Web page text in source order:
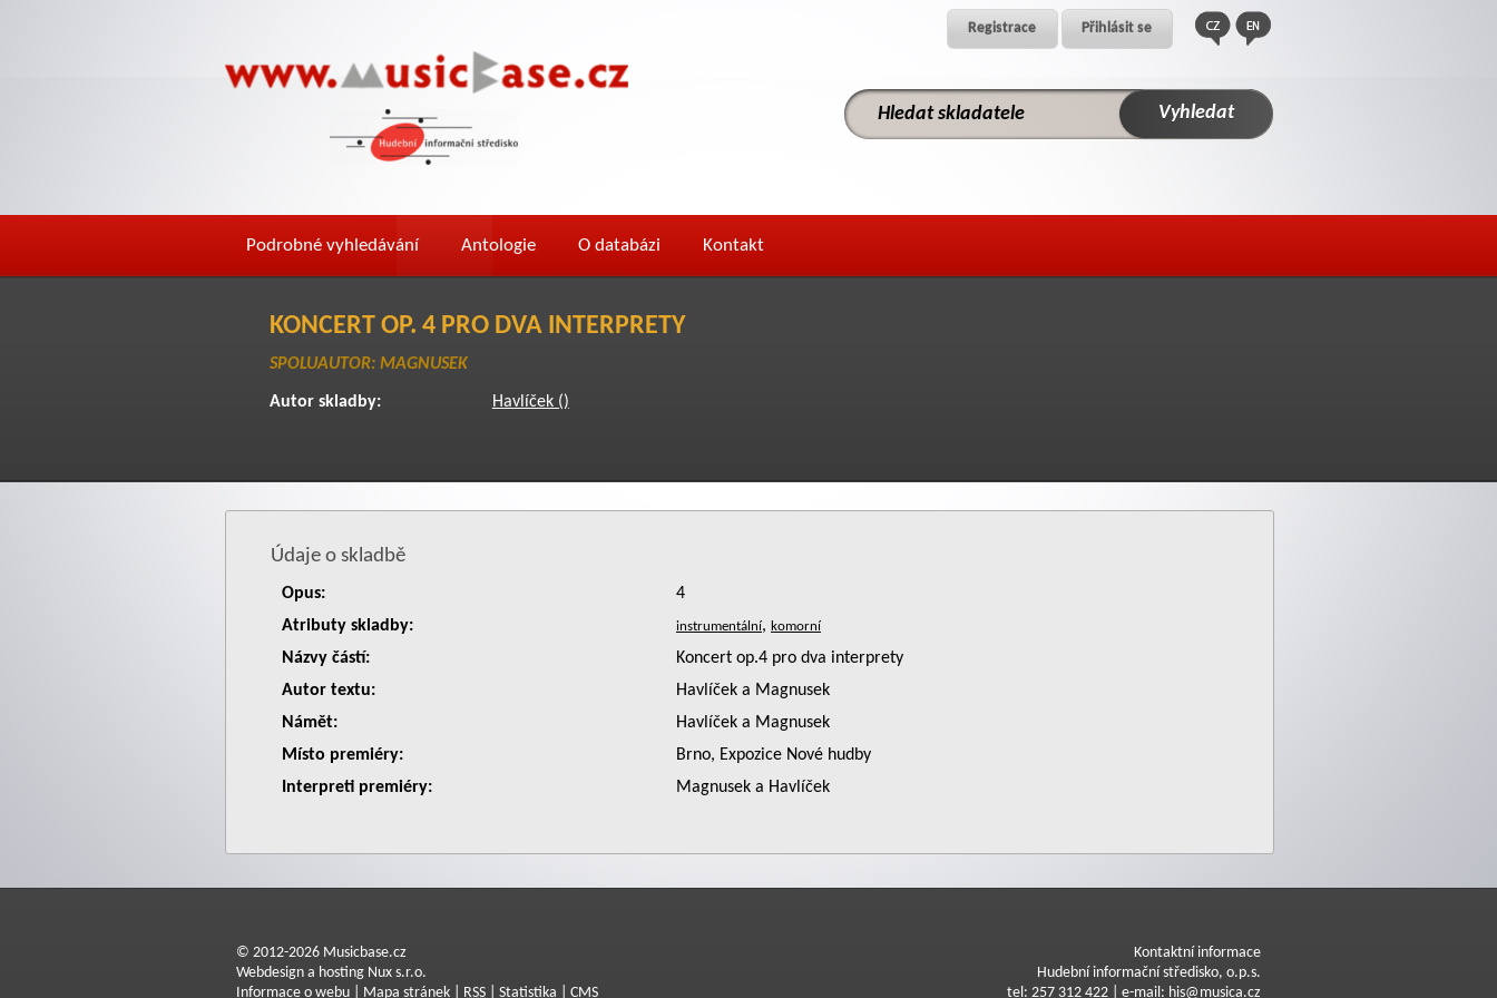
Registrace Přihlásit se
Podrobné vyhledávání Antologie O databázi Kontakt
KONCERT OP. 4 PRO DVA INTERPRETY
SPOLUAUTOR: MAGNUSEK
Autor skladby: Havlíček ()
Údaje o skladbě
Opus:
4
Atributy skladby:
,
Názvy částí:
Koncert op.4 pro dva interprety
Autor textu:
Havlíček a Magnusek
Námět:
Havlíček a Magnusek
Místo premiéry:
Brno, Expozice Nové hudby
Interpreti premiéry:
Magnusek a Havlíček
© 2012-2026 Musicbase.cz
Webdesign a hosting Nux s.r.o.
Informace o webu
Mapa stránek RSS Statistika CMS
Kontaktní informace
Hudební informační středisko, o.p.s.
tel: 257 312 422 | e-mail: his@musica.cz